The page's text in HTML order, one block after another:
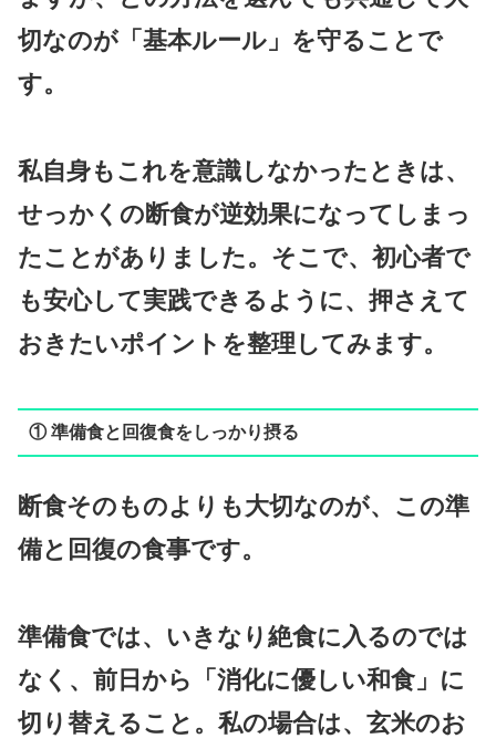
切なのが「基本ルール」を守ることで
す。
私自身もこれを意識しなかったときは、
せっかくの断食が逆効果になってしまっ
たことがありました。そこで、初心者で
も安心して実践できるように、押さえて
おきたいポイントを整理してみます。
① 準備食と回復食をしっかり摂る
断食そのものよりも大切なのが、この準
備と回復の食事です。
準備食では、いきなり絶食に入るのでは
なく、前日から「消化に優しい和食」に
切り替えること。私の場合は、玄米のお